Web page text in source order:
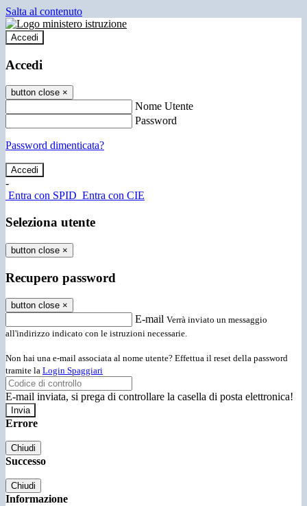
Salta al contenuto
Accedi
Accedi
button close ×
Nome Utente
Password
Password dimenticata?
-
Entra con SPID Entra con CIE
Seleziona utente
button close ×
Recupero password
button close ×
E-mail Verrà inviato un messaggio
all'indirizzo indicato con le istruzioni necessarie.
Non hai una e-mail associata al nome utente? Effettua il reset della password
tramite la Login Spaggiari
E-mail inviata, si prega di controllare la casella di posta elettronica!
Errore
Chiudi
Successo
Chiudi
Informazione